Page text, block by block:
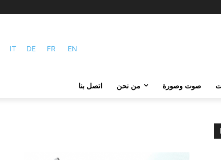
IT DE FR EN
صوت وصورة من نحن اتصل بنا